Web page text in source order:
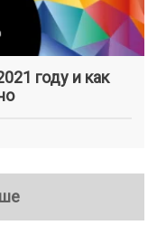
году и как